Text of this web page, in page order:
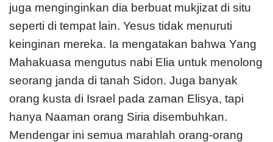
juga menginginkan dia berbuat mukjizat di situ
seperti di tempat lain. Yesus tidak menuruti
keinginan mereka. Ia mengatakan bahwa Yang
Mahakuasa mengutus nabi Elia untuk menolong
seorang janda di tanah Sidon. Juga banyak
orang kusta di Israel pada zaman Elisya, tapi
hanya Naaman orang Siria disembuhkan.
Mendengar ini semua marahlah orang-orang